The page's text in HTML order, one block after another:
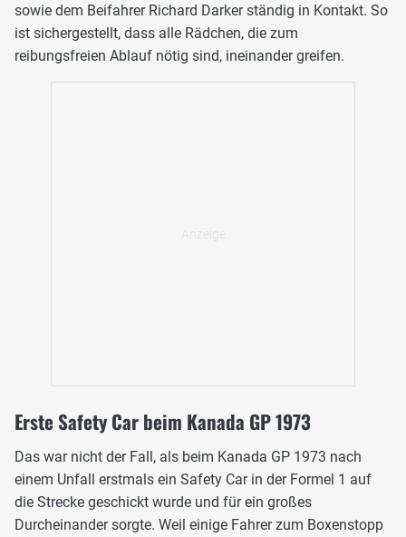
sowie dem Beifahrer Richard Darker ständig in Kontakt. So
ist sichergestellt, dass alle Rädchen, die zum
reibungsfreien Ablauf nötig sind, ineinander greifen.
Erste Safety Car beim Kanada GP 1973
Das war nicht der Fall, als beim Kanada GP 1973 nach
einem Unfall erstmals ein Safety Car in der Formel 1 auf
die Strecke geschickt wurde und für ein großes
Durcheinander sorgte. Weil einige Fahrer zum Boxenstopp